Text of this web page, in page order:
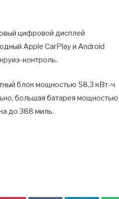
цифровой дисплей
Apple CarPlay и Android
контроль.
блок мощностью 58,3 кВт-ч
большая батарея мощностью
до 388 миль.